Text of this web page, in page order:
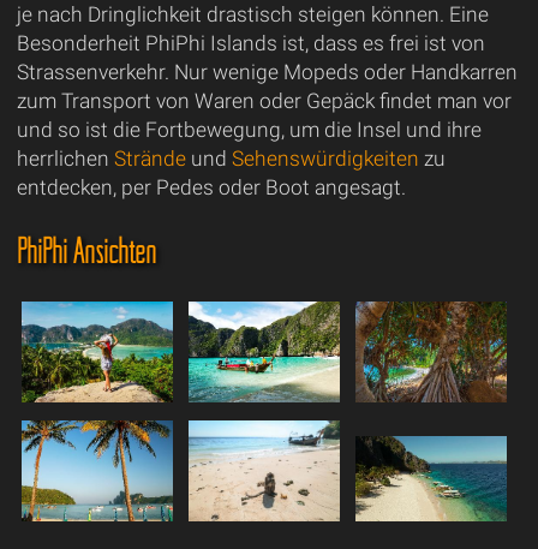
je nach Dringlichkeit drastisch steigen können. Eine
Besonderheit PhiPhi Islands ist, dass es frei ist von
Strassenverkehr. Nur wenige Mopeds oder Handkarren
zum Transport von Waren oder Gepäck findet man vor
und so ist die Fortbewegung, um die Insel und ihre
herrlichen Strändeund Sehenswürdigkeiten zu
entdecken, per Pedes oder Boot angesagt.
PhiPhi Ansichten